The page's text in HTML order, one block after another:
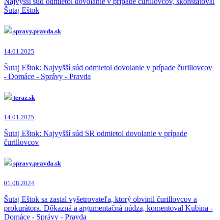
Šutaj Eštok
spravy.pravda.sk
14.01.2025
Šutaj Eštok: Najvyšší súd odmietol dovolanie v prípade čurillovcov
- Domáce - Správy - Pravda
teraz.sk
14.01.2025
Šutaj Eštok: Najvyšší súd SR odmietol dovolanie v prípade
čurillovcov
spravy.pravda.sk
01.08.2024
Šutaj Eštok sa zastal vyšetrovateľa, ktorý obvinil čurillovcov a
prokurátora. Dôkazná a argumentačná núdza, komentoval Kubina -
Domáce - Správy - Pravda